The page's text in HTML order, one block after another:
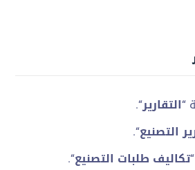
“التقارير“.
التصنيع“.
تكاليف طلبات التصنيع“.